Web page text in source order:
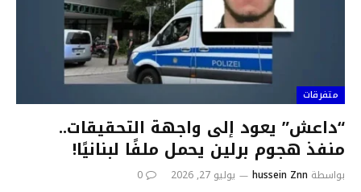
متفرقات
“داعش” يعود إلى واجهة التحقيقات..
منفذ هجوم برلين يحمل ملفًا لبنانيًا!
بواسطة hussein Znn يوليو 27, 2026 0